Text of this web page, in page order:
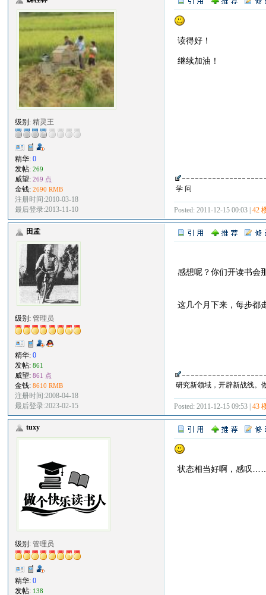
级别:精灵王
精华:0
发帖:269
威望:269 点
金钱:2690 RMB
注册时间:2010-03-18
最后登录:2013-11-10
读得好！
继续加油！
学 问
Posted: 2011-12-15 00:03 |42
田孟
级别:管理员
精华:0
发帖:861
威望:861 点
金钱:8610 RMB
注册时间:2008-04-18
最后登录:2023-02-15
感想呢？你们开读书会
这几个月下来，每步都
研究新领域，开辟新战线。
Posted: 2011-12-15 09:53 |43
tuxy
级别:管理员
精华:0
发帖: 138
状态相当好啊，感叹